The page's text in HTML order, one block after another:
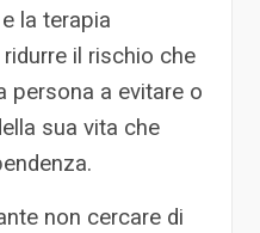
la terapia
il rischio che
persona a evitare o
sua vita che
non cercare di